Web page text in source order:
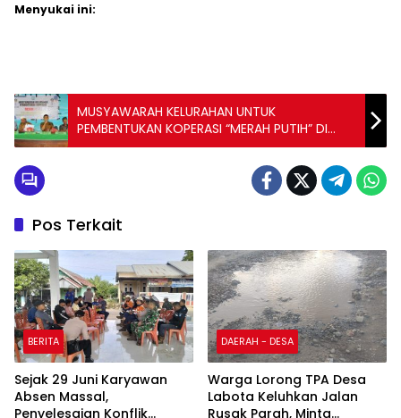
Menyukai ini:
MUSYAWARAH KELURAHAN UNTUK
PEMBENTUKAN KOPERASI “MERAH PUTIH” DI
KELURAHAN KACA
Pos Terkait
BERITA
Sejak 29 Juni Karyawan
Absen Massal,
Penyelesaian Konflik
DAERAH - DESA
Warga Lorong TPA Desa
Labota Keluhkan Jalan
Rusak Parah, Minta